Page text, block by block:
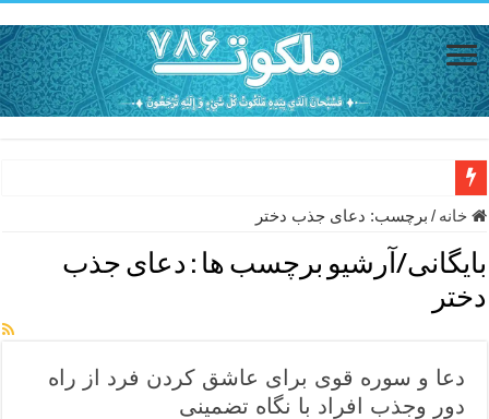
حاجت روایی با ذکر صلوات خاصه امام رضا (ع) – دعای شفای بیمار از
دعای حفظ جان خانواده از بلا در سفر – دعای دفع بلا در قرآن
دعای مجرب برای رفع گرفتاری – ذکر قوی برای جلوگیری از اندوه و
دعا برای عاشق شدن طرف مقابل – عاشق کردن طرف مقابل از راه
انواع ذکرهای الهی و خواص آن – مجرب ترین ذکرها برای برآوردن
خانه / برچسب: دعای جذب دختر
بایگانی/آرشیو برچسب ها : دعای جذب
دختر
دعا و سوره قوی برای عاشق کردن فرد از راه
دور وجذب افراد با نگاه تضمینی